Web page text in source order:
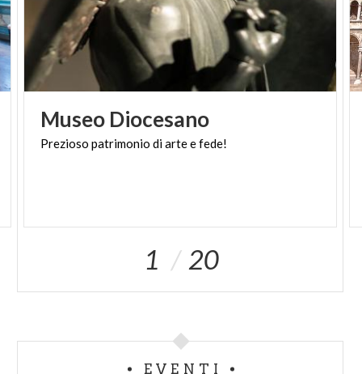
Museo Diocesano
Prezioso patrimonio diarteefede!
1 20
EVENTI